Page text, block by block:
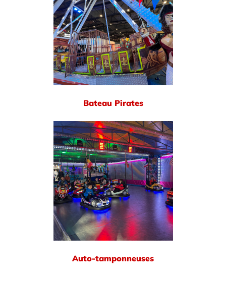
Bateau Pirates
Auto-tamponneuses